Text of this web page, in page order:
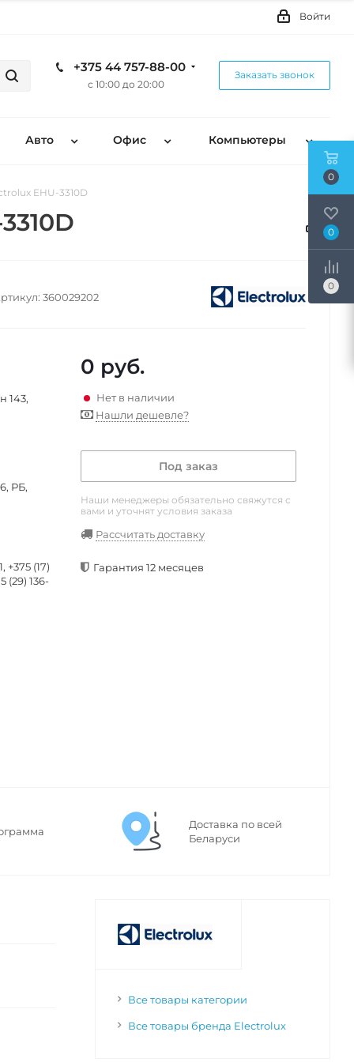
Войти
+375 44 757-88-00
с 10:00 до 20:00
Заказать звонок
Авто Офис Компьютеры
EHU-3310D
360029202
143,
РБ,
(17)
(29) 136-
0 руб.
Нет в наличии
Нашли дешевле?
Под заказ
Наши менеджеры обязательно свяжутся с
вами и уточнят условия заказа
Рассчитать доставку
Гарантия 12 месяцев
Доставка по всей
Беларуси
Все товары категории
Все товары бренда Electrolux
0
0
0